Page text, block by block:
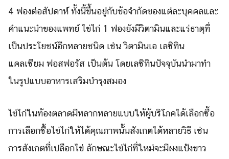
Search
Search
4 ฟองต่อสัปดาห์ ทั้งนี้ขึ้นอยู่กับข้อจำกัดของแต่ละบุคคลและ
คำแนะนำของแพทย์ ไข่ไก่ 1 ฟองยังมีวิตามินและแร่ธาตุที่
เป็นประโยชน์อีกหลายชนิด เช่น วิตามินเอ เลซิทิน
แคลเซียม ฟอสฟอรัส เป็นต้น โดยเลซิทินปัจจุบันนำมาทำ
ในรูปแบบอาหารเสริมบำรุงสมอง
ไข่ไก่ในท้องตลาดมีหลากหลายแบบให้ผู้บริโภคได้เลือกซื้อ
การเลือกซื้อไข่ไก่ให้ได้คุณภาพนั้นสังเกตได้หลายวิธี เช่น
การสังเกตที่เปลือกไข่ ลักษณะไข่ไก่ที่ใหม่จะมีผงแป้งขาว